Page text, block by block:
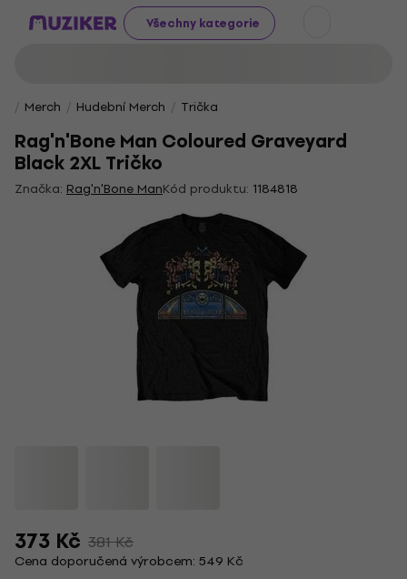
Všechny kategorie
Merch Hudební Merch Trička
Rag'n'Bone Man Coloured Graveyard
Black 2XL Tričko
Značka: Rag'n'Bone ManKód produktu: 1184818
373 Kč 381 Kč
Cena doporučená výrobcem: 549 Kč